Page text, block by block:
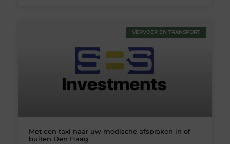
VERVOER EN TRANSPORT
Met een taxi naar uw medische afspraken in of
buiten Den Haag